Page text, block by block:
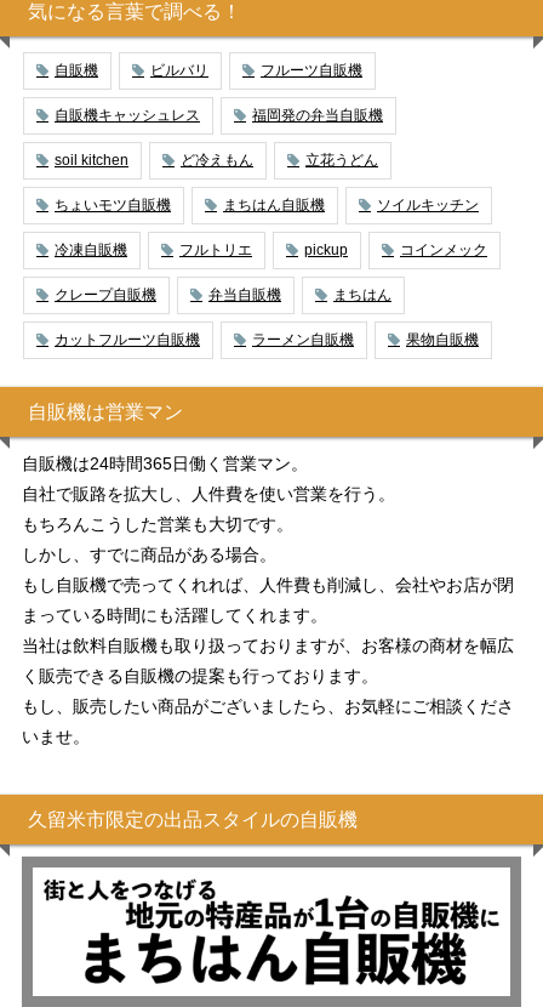
気になる言葉で調べる！
自販機 ビルバリ フルーツ自販機
自販機キャッシュレス 福岡発の弁当自販機
soil kitchen ど冷えもん 立花うどん
ちょいモツ自販機 まちはん自販機 ソイルキッチン
冷凍自販機 フルトリエ pickup コインメック
クレープ自販機 弁当自販機 まちはん
カットフルーツ自販機 ラーメン自販機 果物自販機
自販機は営業マン
自販機は24時間365日働く営業マン。
自社で販路を拡大し、人件費を使い営業を行う。
もちろんこうした営業も大切です。
しかし、すでに商品がある場合。
もし自販機で売ってくれれば、人件費も削減し、会社やお店が閉
まっている時間にも活躍してくれます。
当社は飲料自販機も取り扱っておりますが、お客様の商材を幅広
く販売できる自販機の提案も行っております。
もし、販売したい商品がございましたら、お気軽にご相談くださ
いませ。
久留米市限定の出品スタイルの自販機